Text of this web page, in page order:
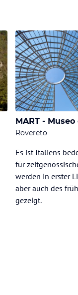
Rovereto
Es ist Italiens
für
werden in erster
aber auch des
gezeigt.